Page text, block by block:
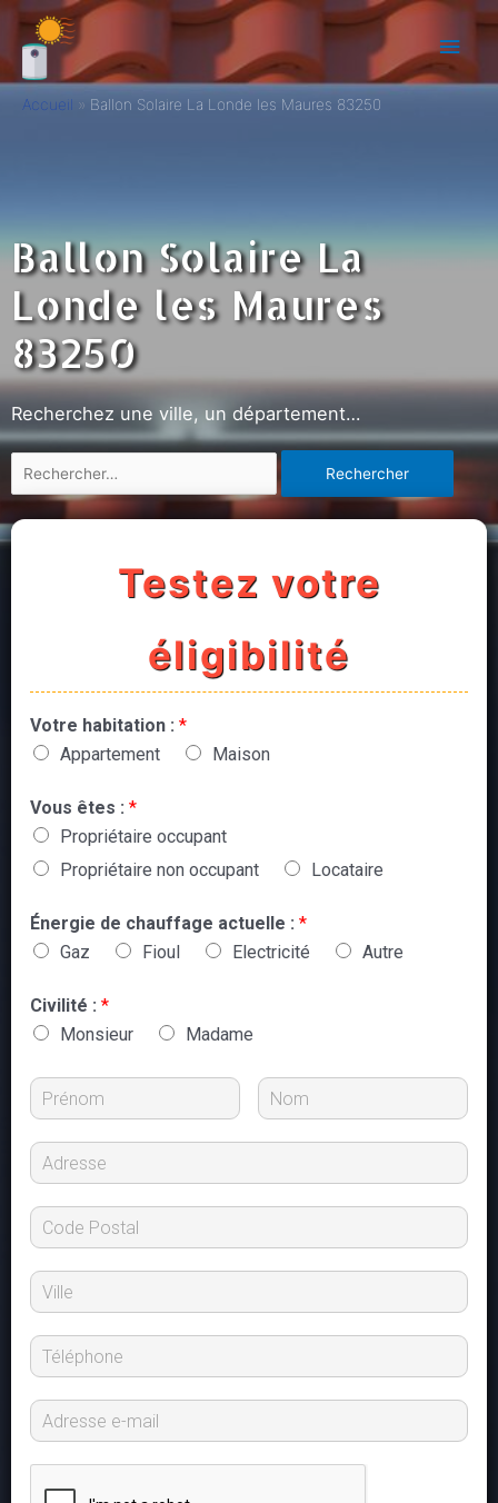
Accueil Ballon Solaire La Londe les Maures 83250
Ballon Solaire La
Londe les Maures
83250
Recherchez une ville, un département…
Testez votre
éligibilité
Votre habitation : *
Appartement
Maison
Vous êtes : *
Propriétaire occupant
Propriétaire non occupant
Locataire
Énergie de chauffage actuelle : *
Gaz
Fioul Electricité Autre
Civilité : *
Monsieur
Madame